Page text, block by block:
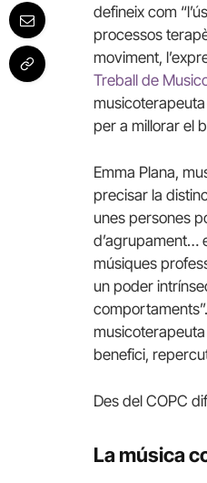
defineix com
processos
moviment,
Treball de
per a millorar el
Emma Plana,
precisar la
unes persones
d’agrupament…
músiques
un poder
benefici,
Des del COPC
La música